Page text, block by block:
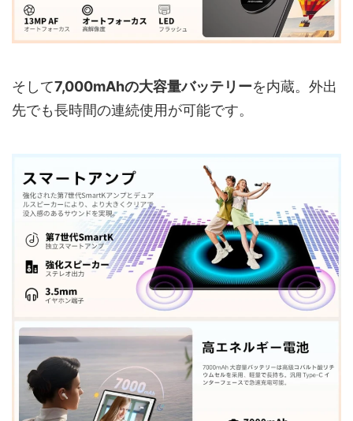
そして7,000mAhの大容量バッテリーを内蔵。外出
先でも長時間の連続使用が可能です。